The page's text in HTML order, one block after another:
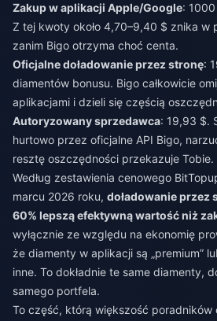
Zakup w aplikacji Apple/Google:
Z tej kwoty około 4,70–9,40 $ znika w
zanim Bigo otrzyma choć centa.
Oficjalne doładowanie przez stronę:
diamentów bonusu. Bigo całkowicie
aplikacjami i dzieli się częścią
Autoryzowany sprzedawca: 19,93 $.
hurtowo przez oficjalne API Bigo,
resztę oszczędności przekazuje Tobie.
Według zestawienia cenowego
marcu 2026 roku, doładowanie przez
60% lepszą efektywną wartość niż
wyłącznie ze względu na ekonomię
że diamenty w aplikacji są „premium”
inne. To dokładnie te same diamenty,
samego portfela.
To część, którą większość poradników